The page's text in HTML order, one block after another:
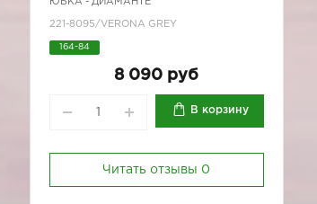
ЮБКА - ДИАМАНТЕ
221-8095/VERONA GREY
164-84
8 090 руб
В корзину
Читать отзывы 0